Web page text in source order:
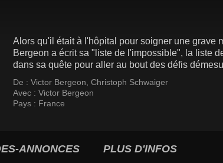
Alors qu'il était à l'hôpital pour soigner une grave
Bergeon a écrit sa "liste de l'impossible", la liste
dans sa quête pour aller au bout des défis
De : Victor Bergeon Christoph Schwaiger
Avec : Victor Bergeon
Pays : France
ANNONCES PLUS D'INFOS